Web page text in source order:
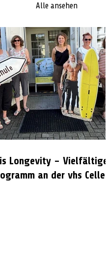
Alle ansehen
Longevity – Vielfältiges
an der vhs Celle